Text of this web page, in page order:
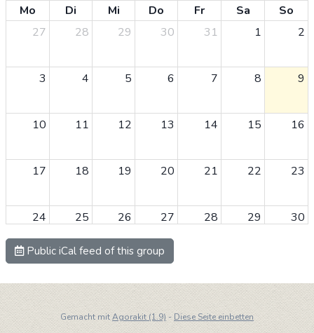
Mo Di Mi Do Fr Sa
So
27
28 29 30 31 1 2
3 4 5 6 7 8 9
10 11 12 13 14 15 16
17 18 19 20 21 22 23
24 25 26 27 28 29 30
31 1 2 3
Public iCal feed of this group
Gemacht mitAgorakit (1.9) - Diese Seite einbetten